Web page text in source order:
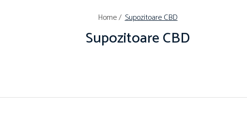
Home / Supozitoare CBD
Supozitoare CBD